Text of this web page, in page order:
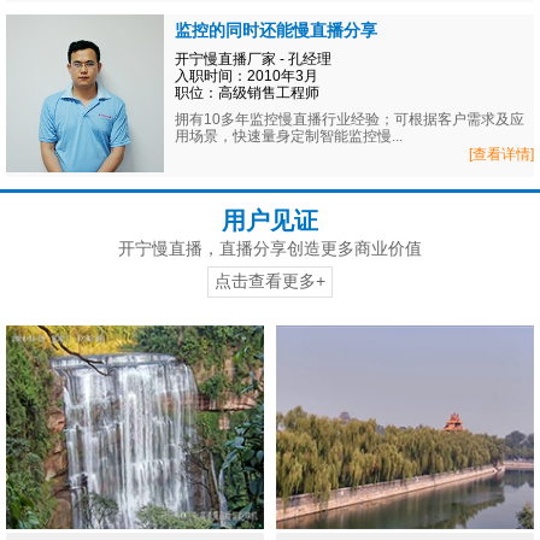
监控的同时还能慢直播分享
开宁慢直播厂家 - 孔经理
入职时间：2010年3月
职位：高级销售工程师
拥有10多年监控慢直播行业经验；可根据客户需求及应
用场景，快速量身定制智能监控慢...
[查看详情]
用户见证
开宁慢直播，直播分享创造更多商业价值
点击查看更多+